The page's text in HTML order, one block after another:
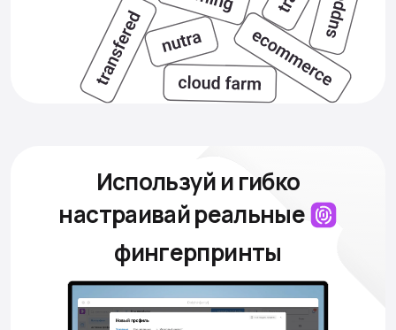
Используй и гибко
настраивайреальные
фингерпринты